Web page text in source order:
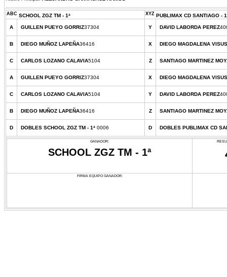
ABC SCHOOL ZGZ TM - 1ª XYZ PUBLIMAX CD SANTIAGO -
A GUILLEN PUEYO GORRIZ37304 Y DAVID LABORDA PEREZ
B DIEGO MUÑOZ LAPEÑA36416 X DIEGO MAGDALENA VISUS
C CARLOS LOZANO CALAVIA5104 Z SANTIAGO MARTINEZ
A GUILLEN PUEYO GORRIZ37304 X DIEGO MAGDALENA VISUS
C CARLOS LOZANO CALAVIA5104 Y DAVID LABORDA PEREZ
B DIEGO MUÑOZ LAPEÑA36416 Z SANTIAGO MARTINEZ
D DOBLES SCHOOL ZGZ TM - 1ª 0006 D DOBLES PUBLIMAX CD
GANADOR:
SCHOOL ZGZ TM - 1ª
FIRMA EQUIPO GANADOR: